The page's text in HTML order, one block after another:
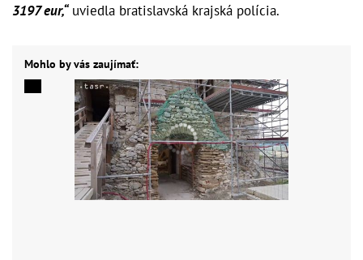
3197 eur,“uviedla bratislavská krajská polícia.
Mohlo by vás zaujímať: